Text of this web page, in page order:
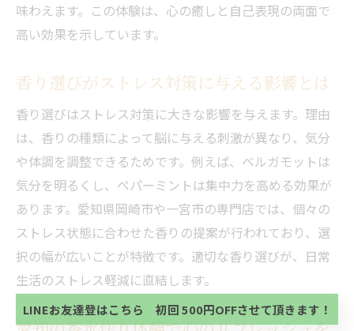
味わえます。この体験は、心の癒しと自己表現の両面で
高い効果を示しています。
香り選びがストレス対策に与える影響とは
香り選びはストレス対策に大きな影響を与えます。理由
は、香りの種類によって脳に与える刺激が異なり、気分
や体調を調整できるためです。例えば、ベルガモットは
気分を明るくし、ペパーミントは集中力を高める効果が
あります。愛知県岡崎市や一宮市の専門店では、個々の
ストレス状態に合わせた香りの提案が行われており、選
択の幅が広いことが特徴です。適切な香り選びが、日常
生活のストレス軽減に直結します。
当サロンの公式LINE@にお友達登録頂いたお客様は
初回 500円OFFさせて頂きます。 既に 追加済の
方、不必要な方 お手数ですが、✖印でお閉じ下さ
い。
当サロンの公式LINE@にお友達登録頂いたお客様は
初回 500円OFFさせて頂きます。 既に 追加済の
方、不必要な方 お手数ですが、✖印でお閉じ下さ
い。
LINEお友達登はこちら 初回 500円OFFさせて頂きます！